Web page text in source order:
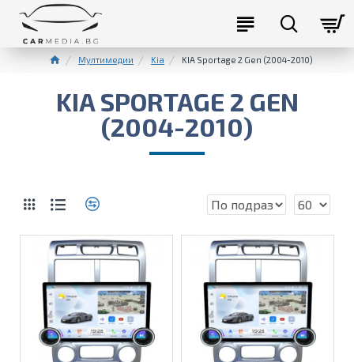
Мултимедии Kia KIA Sportage 2 Gen (2004-2010)
KIA SPORTAGE 2 GEN
(2004-2010)